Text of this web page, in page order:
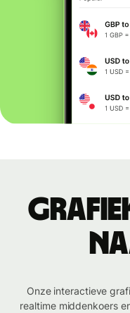
Onze interactieve
realtime middenkoers